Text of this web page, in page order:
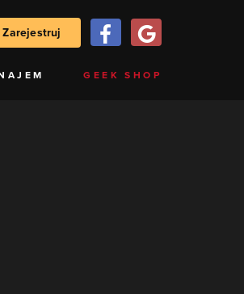
GEEK SHOP